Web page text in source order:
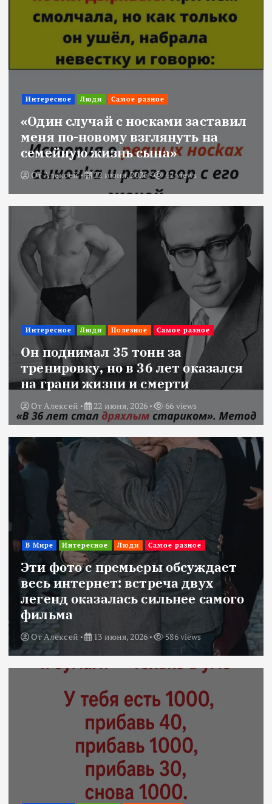
Интересное Люди Самое разное
«Один случай с носками заставил
меня по-новому взглянуть на
семейную жизнь сына»
ОтАлексей 22 июня, 2026 42 views
Интересное Люди Полезное Самое разное
Он поднимал 35 тонн за
тренировку, но в 36 лет оказался
на грани жизни и смерти
ОтАлексей 22 июня, 2026 66 views
В Мире Интересное Люди Самое разное
Эти фото с премьеры обсуждает
весь интернет: встреча двух
легенд оказалась сильнее самого
фильма
ОтАлексей 13 июня, 2026 586 views